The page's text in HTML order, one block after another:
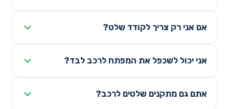
אם אני רק צריך לקודד שלט?
אני יכול לשכפל את המפתח לרכב לבד?
אתם גם מתקנים שלטים לרכב?